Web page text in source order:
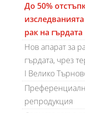
До 50%
рак на гърдата
Нов апарат за
гърдата, чрез
I Велико
репродукция